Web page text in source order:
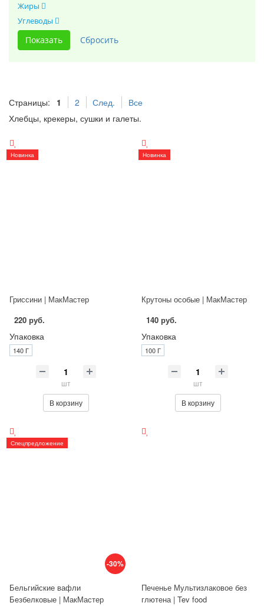
Жиры
Углеводы
Страницы: 1 2 След.
Все
Хлебцы, крекеры, сушки и галеты.
Новинка
Гриссини | МакМастер
220 руб.
Упаковка
140 Г
шт
В корзину
Новинка
Крутоны особые | МакМастер
140 руб.
Упаковка
100 Г
шт
В корзину
-30%
Спецпредложение
Бельгийские вафли
Безбелковые | МакМастер
Печенье Мультизлаковое без
глютена | Tev food